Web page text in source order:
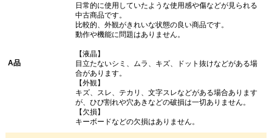
A品
日常的に使用していたような使用感や傷などが見られる
中古商品です。
比較的、外観がきれいな状態の良い商品です。
動作や機能に問題はありません。
【液晶】
目立たないシミ、ムラ、キズ、ドット抜けなどがある場
合があります。
【外観】
キズ、スレ、テカリ、文字スレなどがある場合あります
が、ひび割れや穴あきなどの破損は一切ありません。
【欠損】
キーボードなどの欠損はありません。